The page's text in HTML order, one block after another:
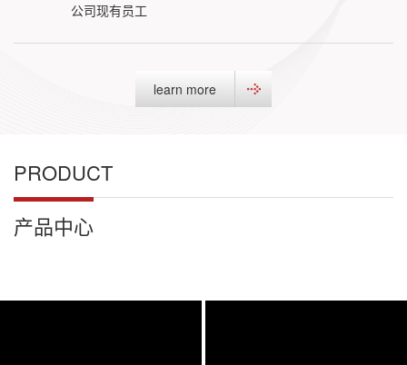
公司现有员工
learn more
PRODUCT
产品中心